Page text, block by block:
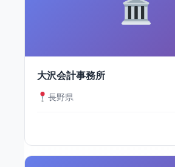
大沢会計事務所
長野県